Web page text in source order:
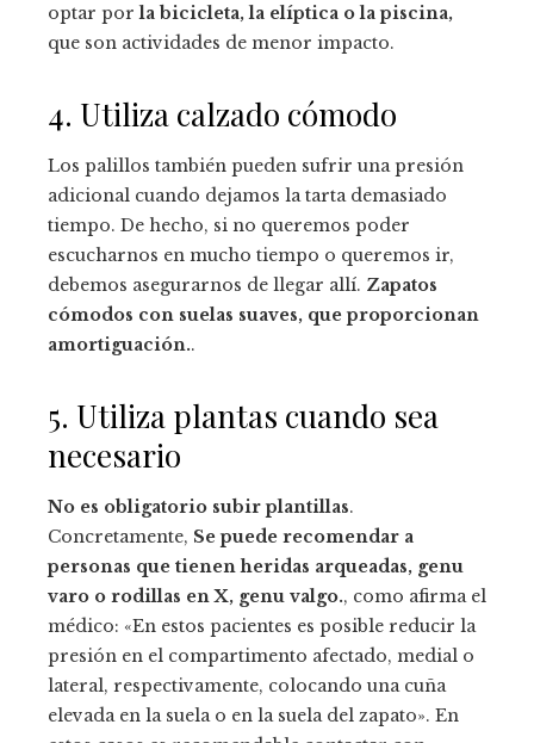
optar porla bicicleta, la elíptica o la piscina,
que son actividades de menor impacto.
4. Utiliza calzado cómodo
Los palillos también pueden sufrir una presión
adicional cuando dejamos la tarta demasiado
tiempo. De hecho, si no queremos poder
escucharnos en mucho tiempo o queremos ir,
debemos asegurarnos de llegar allí. Zapatos
cómodos con suelas suaves, que proporcionan
amortiguación..
5. Utiliza plantas cuando sea
necesario
No es obligatorio subir plantillas.
Concretamente, Se puede recomendar a
personas que tienen heridas arqueadas, genu
varo o rodillas en X, genu valgo., como afirma el
médico: «En estos pacientes es posible reducir la
presión en el compartimento afectado, medial o
lateral, respectivamente, colocando una cuña
elevada en la suela o en la suela del zapato». En